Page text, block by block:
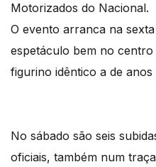
Motorizados do Nacional.
O evento arranca na
espetáculo bem no
figurino idêntico a de anos
No sábado são seis
oficiais, também num